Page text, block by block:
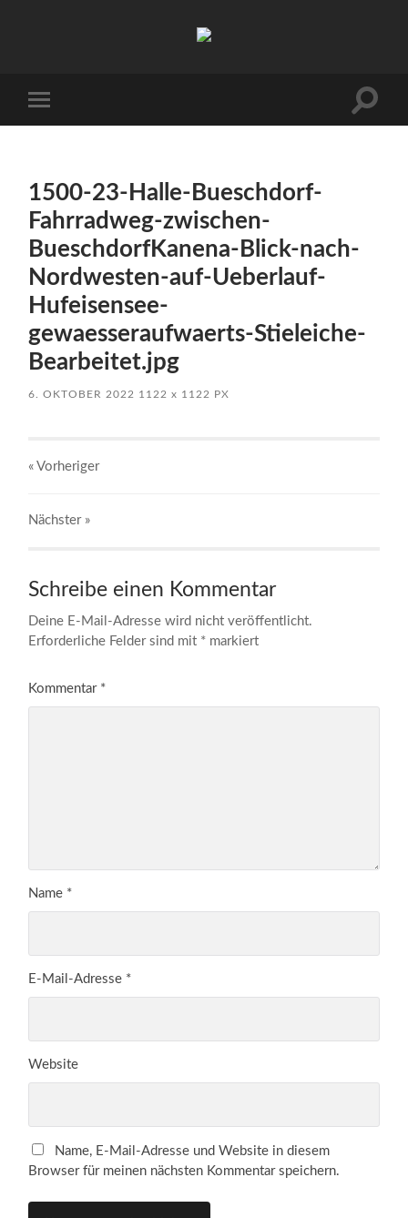
Saale
Menü
1500-23-Halle-Bueschdorf-
Fahrradweg-zwischen-
BueschdorfKanena-Blick-nach-
Nordwesten-auf-Ueberlauf-
Hufeisensee-
gewaesseraufwaerts-Stieleiche-
Bearbeitet.jpg
6. OKTOBER 2022 1122x 1122 PX
« Vorheriger
Nächster »
Schreibe einen Kommentar
Deine E-Mail-Adresse wird nicht veröffentlicht.
Erforderliche Felder sind mit * markiert
Kommentar *
Name *
E-Mail-Adresse *
Website
Name, E-Mail-Adresse und Website in diesem
Browser für meinen nächsten Kommentar speichern.